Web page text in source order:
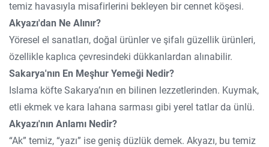
temiz havasıyla misafirlerini bekleyen bir cennet köşesi.
Akyazı'dan Ne Alınır?
Yöresel el sanatları, doğal ürünler ve şifalı güzellik ürünleri,
özellikle kaplıca çevresindeki dükkanlardan alınabilir.
Sakarya'nın En Meşhur Yemeği Nedir?
Islama köfte Sakarya’nın en bilinen lezzetlerinden. Kuymak,
etli ekmek ve kara lahana sarması gibi yerel tatlar da ünlü.
Akyazı'nın Anlamı Nedir?
“Ak” temiz, “yazı” ise geniş düzlük demek. Akyazı, bu temiz